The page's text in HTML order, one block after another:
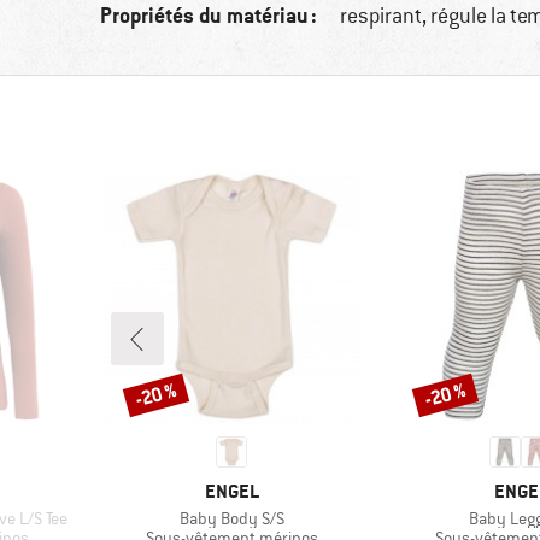
Propriétés du matériau : respirant, régule la
L/S Tee
MARQUE
ENGEL
Article
Baby Body S/S
Remise
-20 %
Article
Baby
Remise
-20 %